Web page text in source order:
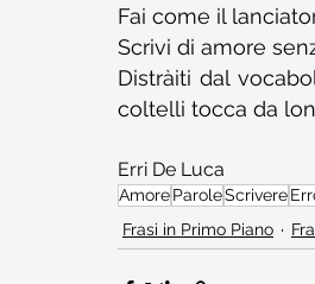
Fai come il
Scrivi di amore
Distràiti dal
coltelli tocca da
Erri De Luca
AmoreParoleScrivere
Frasi in Primo Piano